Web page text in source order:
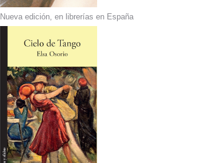
Nueva edición, en librerías en España